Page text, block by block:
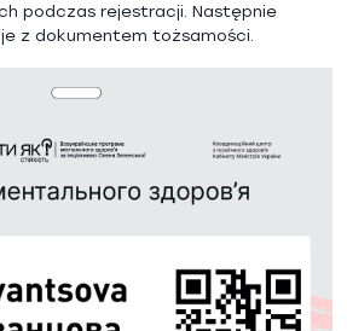
podczas rejestracji. Następnie
z dokumentem tożsamości.